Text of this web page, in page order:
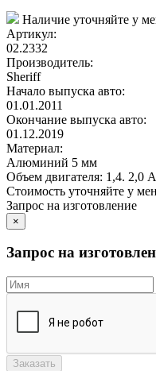
Наличие уточняйте у
Артикул:
02.2332
Производитель:
Sheriff
Начало выпуска авто:
01.01.2011
Окончание выпуска авто:
01.12.2019
Материал:
Алюминий 5 мм
Объем двигателя: 1,4. 2,0
Стоимость уточняйте у
Запрос на изготовление
×
Запрос на
Заказать